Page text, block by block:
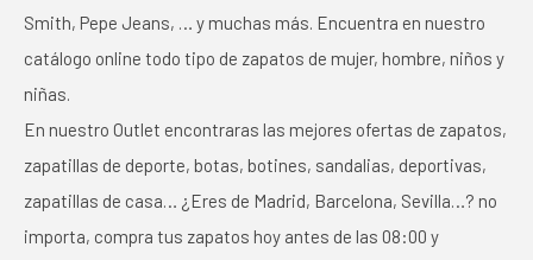
Smith, Pepe Jeans, … y muchas más. Encuentra en nuestro
catálogo online todo tipo de zapatos de mujer, hombre, niños y
niñas.
En nuestro Outlet encontraras las mejores ofertas de zapatos,
zapatillas de deporte, botas, botines, sandalias, deportivas,
zapatillas de casa… ¿Eres de Madrid, Barcelona, Sevilla…? no
importa, compra tus zapatos hoy antes de las 08:00 y